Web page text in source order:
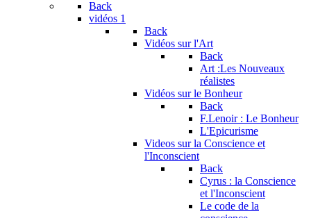
Back
vidéos 1
Back
Vidéos sur l'Art
Back
Art :Les Nouveaux
réalistes
Vidéos sur le Bonheur
Back
F.Lenoir : Le Bonheur
L'Epicurisme
Videos sur la Conscience et
l'Inconscient
Back
Cyrus : la Conscience
et l'Inconscient
Le code de la